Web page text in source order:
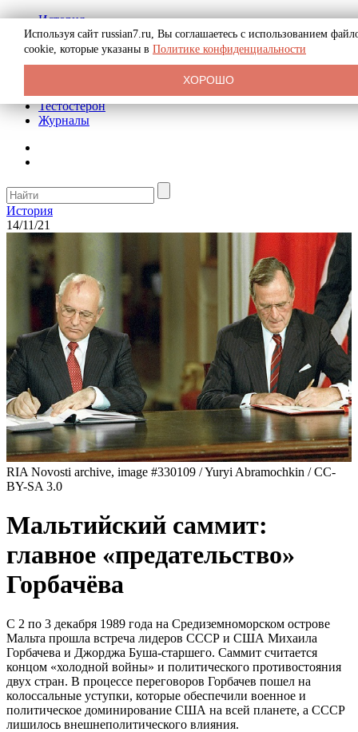
История
Биография
Криминал
Реклама на сайте
Тестостерон
Журналы
История
14/11/21
RIA Novosti archive, image #330109 / Yuryi Abramochkin / CC-
BY-SA 3.0
Мальтийский саммит:
главное «предательство»
Горбачёва
С 2 по 3 декабря 1989 года на Средиземноморском острове
Мальта прошла встреча лидеров СССР и США Михаила
Горбачева и Джорджа Буша-старшего. Саммит считается
концом «холодной войны» и политического противостояния
двух стран. В процессе переговоров Горбачев пошел на
колоссальные уступки, которые обеспечили военное и
политическое доминирование США на всей планете, а СССР
лишилось внешнеполитического влияния.
Используя сайт russian7.ru, Вы соглашаетесь с использованием
cookie, которые указаны в Политике конфиденциальности
ХОРОШО